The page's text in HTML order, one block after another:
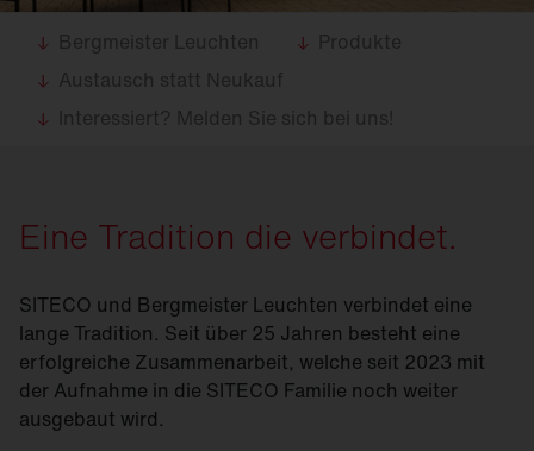
Bergmeister Leuchten
Produkte
Austausch statt Neukauf
Interessiert? Melden Sie sich bei uns!
Eine Tradition die verbindet.
SITECO und Bergmeister Leuchten verbindet eine
lange Tradition. Seit über 25 Jahren besteht eine
erfolgreiche Zusammenarbeit, welche seit 2023 mit
der Aufnahme in die SITECO Familie noch weiter
ausgebaut wird.